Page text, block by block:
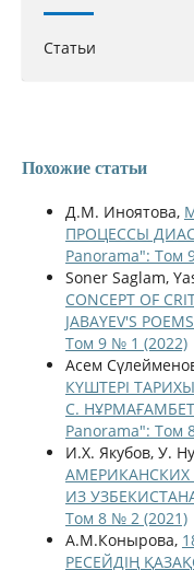
Статьи
Похожие статьи
Д.М. Иноятова,
ПРОЦЕССЫ
Panorama": Том
Soner Saglam,
CONCEPT OF
JABAYEV'S POEMS
Том 9 № 1 (2022)
Асем
КҮШТЕРІ
С.
Panorama": Том
И.Х. Якубов, У.
АМЕРИКАНСКИХ
ИЗ
Том 8 № 2 (2021)
А.М.Конырова,
РЕСЕЙДІҢ